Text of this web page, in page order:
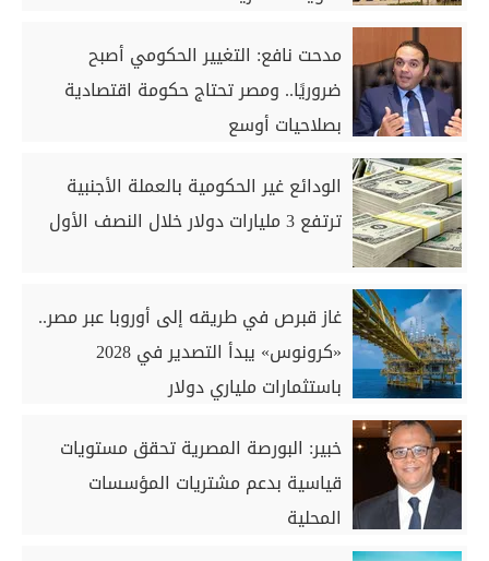
مدحت نافع: التغيير الحكومي أصبح
ضروريًا.. ومصر تحتاج حكومة اقتصادية
بصلاحيات أوسع
الودائع غير الحكومية بالعملة الأجنبية
ترتفع 3 مليارات دولار خلال النصف الأول
غاز قبرص في طريقه إلى أوروبا عبر مصر..
«كرونوس» يبدأ التصدير في 2028
باستثمارات ملياري دولار
خبير: البورصة المصرية تحقق مستويات
قياسية بدعم مشتريات المؤسسات
المحلية